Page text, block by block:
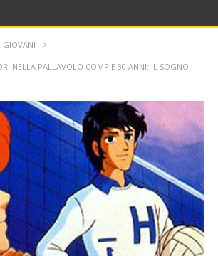
GIOVANI
NELLA PALLAVOLO COMPIE 30 ANNI: IL SOGNO